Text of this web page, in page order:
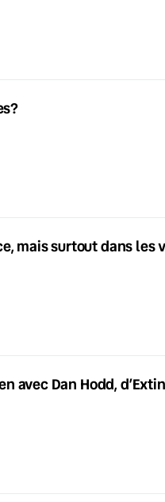
mais surtout dans les
avec Dan Hodd,